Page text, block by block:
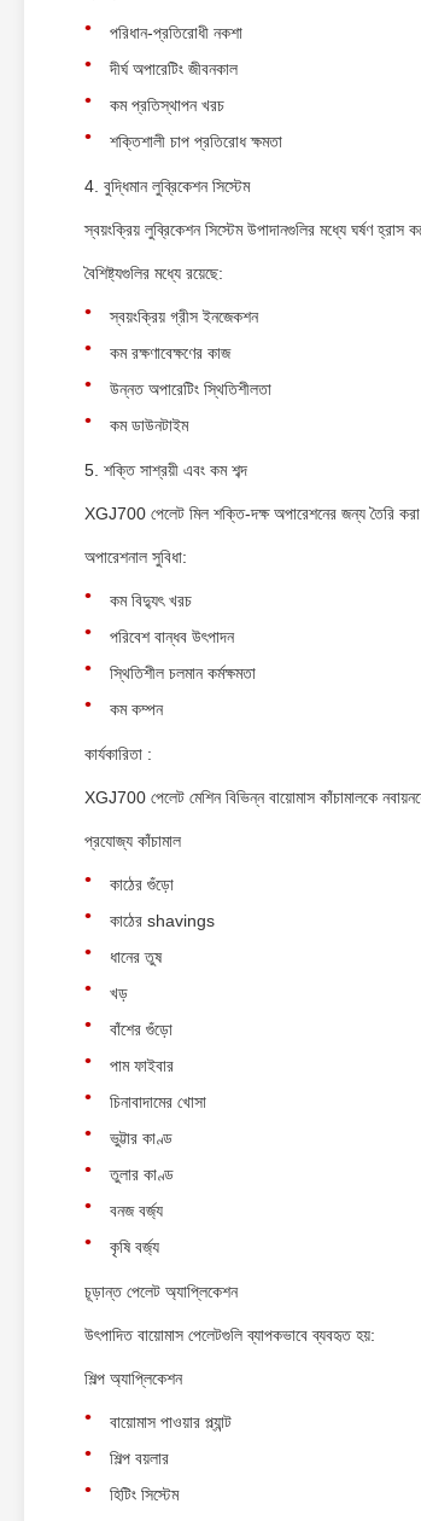
পরিধান-প্রতিরোধী নকশা
দীর্ঘ অপারেটিং জীবনকাল
কম প্রতিস্থাপন খরচ
শক্তিশালী চাপ প্রতিরোধ ক্ষমতা
4. বুদ্ধিমান লুব্রিকেশন সিস্টেম
স্বয়ংক্রিয় লুব্রিকেশন সিস্টেম উপাদানগুলির মধ্যে ঘর্ষণ
বৈশিষ্ট্যগুলির মধ্যে রয়েছে:
স্বয়ংক্রিয় গ্রীস ইনজেকশন
কম রক্ষণাবেক্ষণের কাজ
উন্নত অপারেটিং স্থিতিশীলতা
কম ডাউনটাইম
5. শক্তি সাশ্রয়ী এবং কম শব্দ
XGJ700 পেলেট মিল শক্তি-দক্ষ অপারেশনের জন্য তৈরি করা
অপারেশনাল সুবিধা:
কম বিদ্যুৎ খরচ
পরিবেশ বান্ধব উৎপাদন
স্থিতিশীল চলমান কর্মক্ষমতা
কম কম্পন
কার্যকারিতা :
XGJ700 পেলেট মেশিন বিভিন্ন বায়োমাস কাঁচামালকে
প্রযোজ্য কাঁচামাল
কাঠের গুঁড়ো
কাঠের shavings
ধানের তুষ
খড়
বাঁশের গুঁড়ো
পাম ফাইবার
চিনাবাদামের খোসা
ভুট্টার কাণ্ড
তুলার কাণ্ড
বনজ বর্জ্য
কৃষি বর্জ্য
চূড়ান্ত পেলেট অ্যাপ্লিকেশন
উৎপাদিত বায়োমাস পেলেটগুলি ব্যাপকভাবে ব্যবহৃত হয়:
শিল্প অ্যাপ্লিকেশন
বায়োমাস পাওয়ার প্ল্যান্ট
শিল্প বয়লার
হিটিং সিস্টেম